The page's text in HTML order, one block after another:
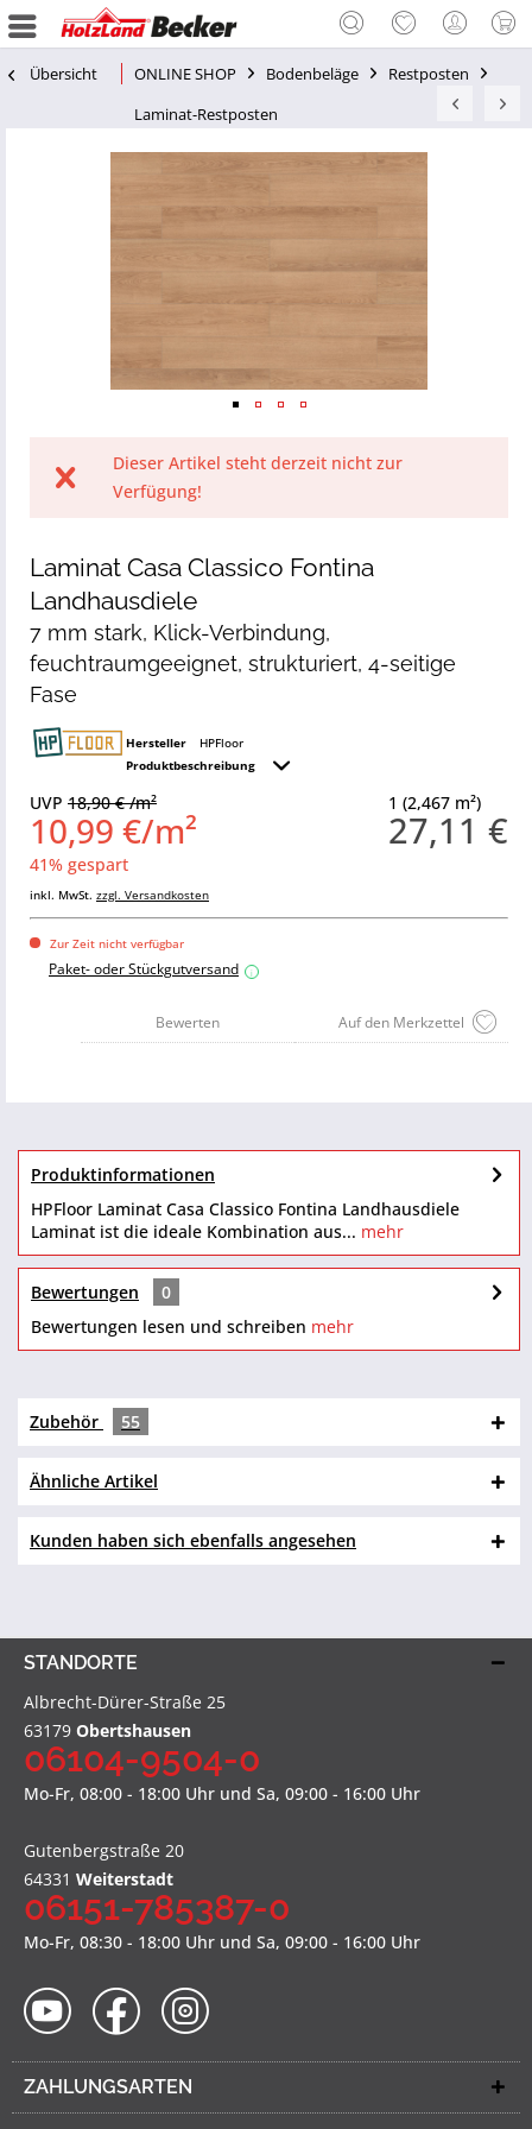
Übersicht ONLINE SHOP Bodenbeläge
Restposten
Laminat-Restposten
Dieser Artikel steht derzeit nicht zur
Verfügung!
Laminat Casa Classico Fontina
Landhausdiele
7 mm stark, Klick-Verbindung,
feuchtraumgeeignet, strukturiert, 4-seitige
Fase
Hersteller
HPFloor
Produktbeschreibung
1 (2,467 m²)
27,11 €
UVP 18,90 € /m²
10,99 €/m²
41% gespart
inkl. MwSt. zzgl. Versandkosten
Zur Zeit nicht verfügbar
Paket- oder Stückgutversand i
Auf den Merkzettel
Bewerten
Produktinformationen
HPFloor Laminat Casa Classico Fontina Landhausdiele
Laminat ist die ideale Kombination aus... mehr
Bewertungen
0
Bewertungen lesen und schreiben mehr
Zubehör 55
Ähnliche Artikel
Kunden haben sich ebenfalls angesehen
STANDORTE
Albrecht-Dürer-Straße 25
63179 Obertshausen
06104-9504-0
Mo-Fr, 08:00 - 18:00 Uhr und Sa, 09:00 - 16:00 Uhr
Gutenbergstraße 20
64331 Weiterstadt
06151-785387-0
Mo-Fr, 08:30 - 18:00 Uhr und Sa, 09:00 - 16:00 Uhr
ZAHLUNGSARTEN